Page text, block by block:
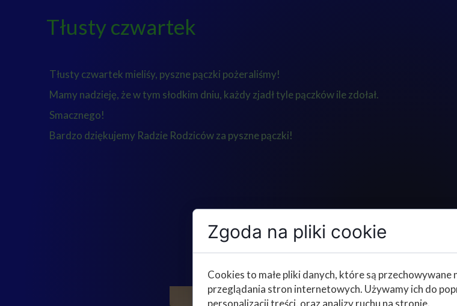
Tłusty czwartek
Tłusty czwartek mieliśy, pyszne pączki pożeraliśmy!
Mamy nadzieję, że w tym słodkim dniu, każdy zjadł tyle pączków ile zdołał.
Smacznego!
Bardzo dziękujemy Radzie Rodziców za pyszne pączki!
Zgoda na pliki cookie
Cookies to małe pliki danych, które są przechowywane
przeglądania stron internetowych. Używamy ich do
personalizacji treści, oraz analizy ruchu na stronie.